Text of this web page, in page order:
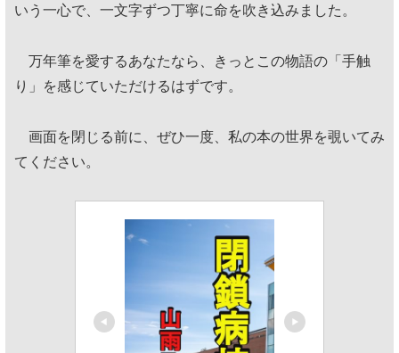
いう一心で、一文字ずつ丁寧に命を吹き込みました。
万年筆を愛するあなたなら、きっとこの物語の「手触
り」を感じていただけるはずです。
画面を閉じる前に、ぜひ一度、私の本の世界を覗いてみ
てください。